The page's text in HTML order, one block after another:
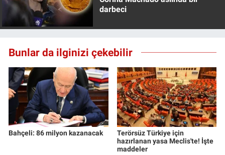
darbeci
Bunlar da ilginizi çekebilir
Bahçeli: 86 milyon kazanacak
Terörsüz Türkiye için
hazırlanan yasa Meclis'te! İşte
maddeler